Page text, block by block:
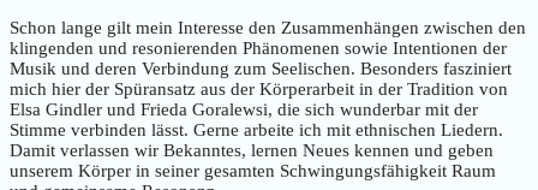
Schon lange gilt mein Interesse den Zusammenhängen zwischen den
klingenden und resonierenden Phänomenen sowie Intentionen der
Musik und deren Verbindung zum Seelischen. Besonders fasziniert
mich hier der Spüransatz aus der Körperarbeit in der Tradition von
Elsa Gindler und Frieda Goralewsi, die sich wunderbar mit der
Stimme verbinden lässt. Gerne arbeite ich mit ethnischen Liedern.
Damit verlassen wir Bekanntes, lernen Neues kennen und geben
unserem Körper in seiner gesamten Schwingungsfähigkeit Raum